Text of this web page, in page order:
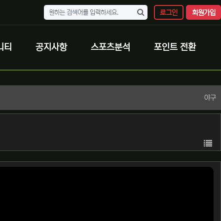
로그인 회원가입
티 공지사항 스포츠분석 포인트 전환
야구
목